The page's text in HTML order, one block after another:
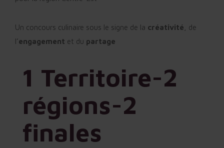
Un concours culinaire sous le signe de la créativité , de
l’engagement et du partage
1 Territoire-2
régions-2
finales